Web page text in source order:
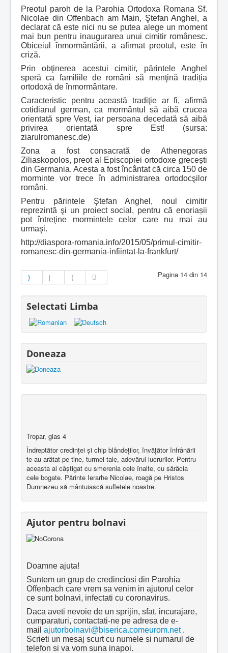
Preotul paroh de la Parohia Ortodoxa Romana Sf.
Nicolae din Offenbach am Main, Ştefan Anghel, a
declarat că este nici nu se putea alege un moment
mai bun pentru inaugurarea unui cimitir românesc.
Obiceiul înmormântării, a afirmat preotul, este în
criză.
Prin obţinerea acestui cimitir, părintele Anghel
speră ca familiile de români să menţină tradiția
ortodoxă de înmormântare.
Caracteristic pentru această tradiţie ar fi, afirmă
cotidianul german, ca mormântul să aibă crucea
orientată spre Vest, iar persoana decedată să aibă
privirea orientată spre Est! (sursa:
ziarulromanesc.de)
Zona a fost consacrată de Athenegoras
Ziliaskopolos, preot al Episcopiei ortodoxe grecești
din Germania. Acesta a fost încântat că circa 150 de
morminte vor trece în administrarea ortodocşilor
români.
Pentru părintele Ştefan Anghel, noul cimitir
reprezintă şi un proiect social, pentru că enoriașii
pot întreţine mormintele celor care nu mai au
urmaşi.
http://diaspora-romania.info/2015/05/primul-cimitir-
romanesc-din-germania-infiintat-la-frankfurt/
Pagina 14 din 14
Selectati Limba
Doneaza
Tropar, glas 4
Îndreptător credinţei şi chip blândeţilor, învăţător înfrânării
te-au arătat pe tine, turmei tale, adevărul lucrurilor. Pentru
aceasta ai câştigat cu smerenia cele înalte, cu sărăcia
cele bogate. Părinte Ierarhe Nicolae, roagă pe Hristos
Dumnezeu să mântuiască sufletele noastre.
Ajutor pentru bolnavi
Doamne ajuta!
Suntem un grup de credinciosi din Parohia
Offenbach care vrem sa venim in ajutorul celor
ce sunt bolnavi, infectati cu coronavirus.
Daca aveti nevoie de un sprijin, sfat, incurajare,
cumparaturi, contactati-ne pe adresa de e-
mail ajutorbolnavi@biserica.comeurom.net.
Scrieti un mesaj scurt cu numele si numarul de
telefon si va vom suna inapoi.